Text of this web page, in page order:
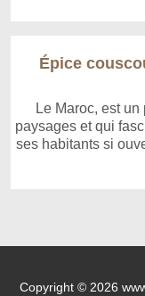
Épice
Le Maroc, est
paysages et qui
ses habitants si
Copyright © 2026